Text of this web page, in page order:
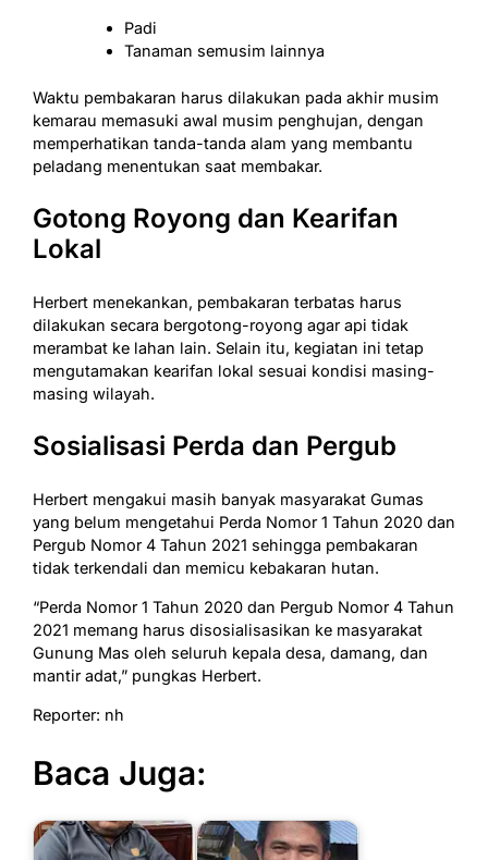
Padi
Tanaman semusim lainnya
Waktu pembakaran harus dilakukan pada akhir musim
kemarau memasuki awal musim penghujan, dengan
memperhatikan tanda-tanda alam yang membantu
peladang menentukan saat membakar.
Gotong Royong dan Kearifan
Lokal
Herbert menekankan, pembakaran terbatas harus
dilakukan secara bergotong-royong agar api tidak
merambat ke lahan lain. Selain itu, kegiatan ini tetap
mengutamakan kearifan lokal sesuai kondisi masing-
masing wilayah.
Sosialisasi Perda dan Pergub
Herbert mengakui masih banyak masyarakat Gumas
yang belum mengetahui Perda Nomor 1 Tahun 2020 dan
Pergub Nomor 4 Tahun 2021 sehingga pembakaran
tidak terkendali dan memicu kebakaran hutan.
“Perda Nomor 1 Tahun 2020 dan Pergub Nomor 4 Tahun
2021 memang harus disosialisasikan ke masyarakat
Gunung Mas oleh seluruh kepala desa, damang, dan
mantir adat,” pungkas Herbert.
Reporter: nh
Baca Juga: